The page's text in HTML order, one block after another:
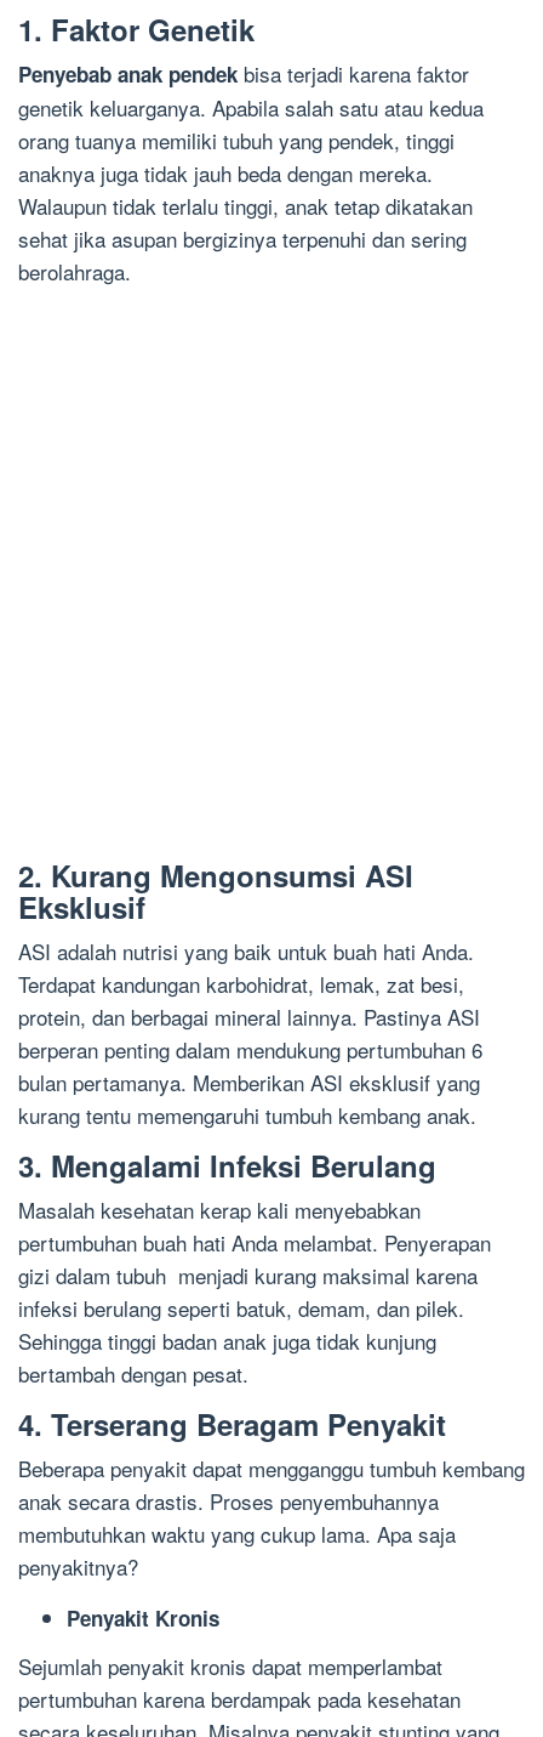
1. Faktor Genetik
Penyebab anak pendek bisa terjadi karena faktor
genetik keluarganya. Apabila salah satu atau kedua
orang tuanya memiliki tubuh yang pendek, tinggi
anaknya juga tidak jauh beda dengan mereka.
Walaupun tidak terlalu tinggi, anak tetap dikatakan
sehat jika asupan bergizinya terpenuhi dan sering
berolahraga.
2. Kurang Mengonsumsi ASI
Eksklusif
ASI adalah nutrisi yang baik untuk buah hati Anda.
Terdapat kandungan karbohidrat, lemak, zat besi,
protein, dan berbagai mineral lainnya. Pastinya ASI
berperan penting dalam mendukung pertumbuhan 6
bulan pertamanya. Memberikan ASI eksklusif yang
kurang tentu memengaruhi tumbuh kembang anak.
3. Mengalami Infeksi Berulang
Masalah kesehatan kerap kali menyebabkan
pertumbuhan buah hati Anda melambat. Penyerapan
gizi dalam tubuh menjadi kurang maksimal karena
infeksi berulang seperti batuk, demam, dan pilek.
Sehingga tinggi badan anak juga tidak kunjung
bertambah dengan pesat.
4. Terserang Beragam Penyakit
Beberapa penyakit dapat mengganggu tumbuh kembang
anak secara drastis. Proses penyembuhannya
membutuhkan waktu yang cukup lama. Apa saja
penyakitnya?
Penyakit Kronis
Sejumlah penyakit kronis dapat memperlambat
pertumbuhan karena berdampak pada kesehatan